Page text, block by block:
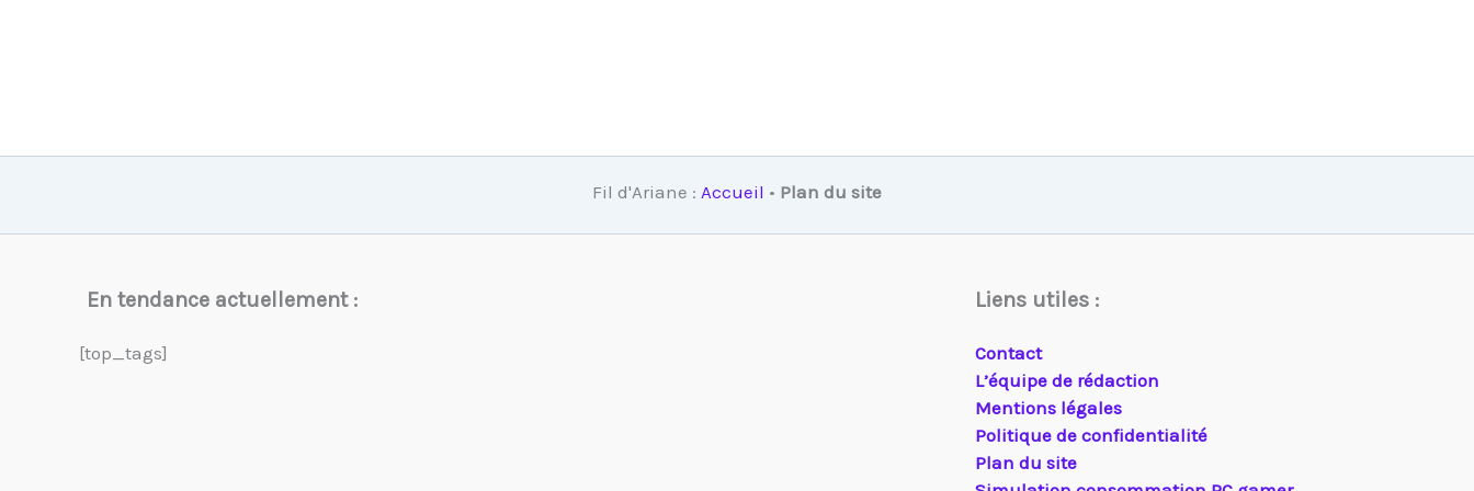
Fil d'Ariane : Accueil • Plan du site
En tendance actuellement :
[top_tags]
Liens utiles :
Contact
L’équipe de rédaction
Mentions légales
Politique de confidentialité
Plan du site